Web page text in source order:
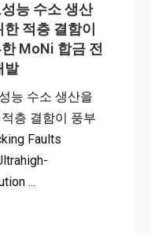
능 수소 생산
한 적층 결함이
MoNi 합금 전
발
능 수소 생산을
층 결함이 풍부
Faults
...